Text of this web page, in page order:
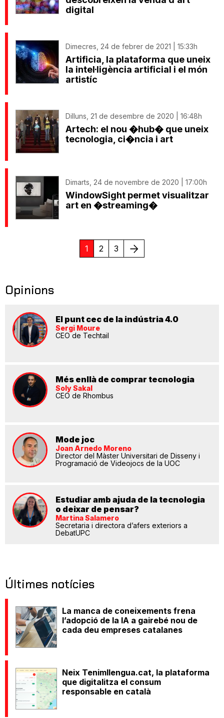
digital
Dimecres, 24 de febrer de 2021 | 15:33h
Artificia, la plataforma que uneix
la intel·ligència artificial i el món
artistíc
Dilluns, 21 de desembre de 2020 | 16:48h
Artech: el nou �hub� que uneix
tecnologia, ci�ncia i art
Dimarts, 24 de novembre de 2020 | 17:00h
WindowSight permet visualitzar
art en �streaming�
1 2 3 Següent
Opinions
El punt cec de la indústria 4.0
Sergi Moure
CEO de Techtail
Més enllà de comprar tecnologia
Soly Sakal
CEO de Rhombus
Mode joc
Joan Arnedo Moreno
Director del Màster Universitari de Disseny i
Programació de Videojocs de la UOC
Estudiar amb ajuda de la tecnologia
o deixar de pensar?
Martina Salamero
Secretaria i directora d’afers exteriors a
DebatUPC
Últimes notícies
La manca de coneixements frena
l’adopció de la IA a gairebé nou de
cada deu empreses catalanes
Neix Tenimllengua.cat, la plataforma
que digitalitza el consum
responsable en català